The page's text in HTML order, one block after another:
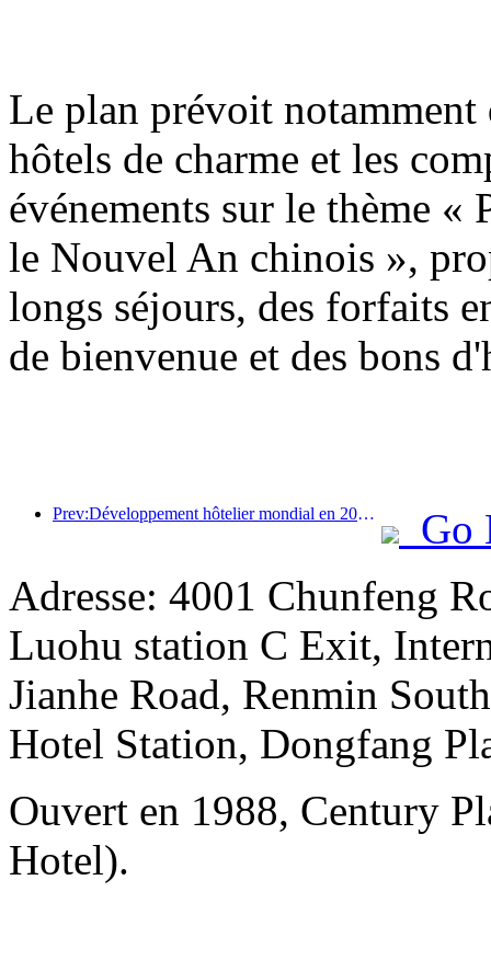
Le plan prévoit notamment
hôtels de charme et les
événements sur le thème
le Nouvel An chinois »,
longs séjours, des forfaits
de bienvenue et des bons
Prev:Développement hôtelier mondial en 2026 : Shanghai se classe première en termes d’ajout de nouvelles chambres
Go
Adresse: 4001 Chunfeng
Luohu station C Exit,
Jianhe Road, Renmin
Hotel Station, Dongfang
Ouvert en 1988, Century
Hotel).